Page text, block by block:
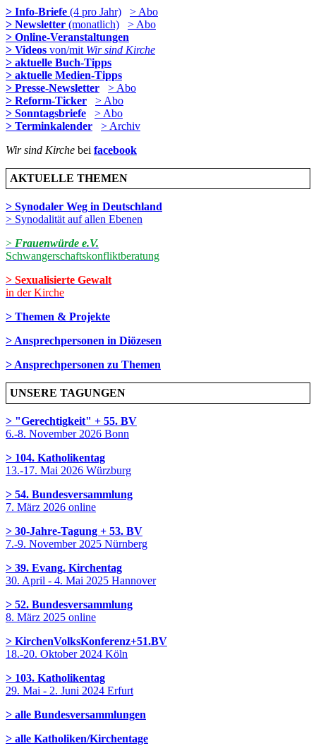
> Info-Briefe (4 pro Jahr)
> Abo
> Newsletter (monatlich)
> Abo
> Online-Veranstaltungen
> Videos von/mit Wir sind Kirche
> aktuelle Buch-Tipps
> aktuelle Medien-Tipps
> Presse-Newsletter
> Abo
> Reform-Ticker
> Abo
> Sonntagsbriefe
> Abo
> Terminkalender
> Archiv
Wir sind Kirche bei facebook
AKTUELLE THEMEN
> Synodaler Weg in Deutschland
> Synodalität auf allen Ebenen
> Frauenwürde e.V.
Schwangerschaftskonfliktberatung
> Sexualisierte Gewalt
in der Kirche
> Themen & Projekte
> Ansprechpersonen in Diözesen
> Ansprechpersonen zu Themen
UNSERE TAGUNGEN
> "Gerechtigkeit" + 55. BV
6.-8. November 2026 Bonn
> 104. Katholikentag
13.-17. Mai 2026 Würzburg
> 54. Bundesversammlung
7. März 2026 online
> 30-Jahre-Tagung + 53. BV
7.-9. November 2025 Nürnberg
> 39. Evang. Kirchentag
30. April - 4. Mai 2025 Hannover
> 52. Bundesversammlung
8. März 2025 online
> KirchenVolksKonferenz+51.BV
18.-20. Oktober 2024 Köln
> 103. Katholikentag
29. Mai - 2. Juni 2024 Erfurt
> alle Bundesversammlungen
> alle Katholiken/Kirchentage